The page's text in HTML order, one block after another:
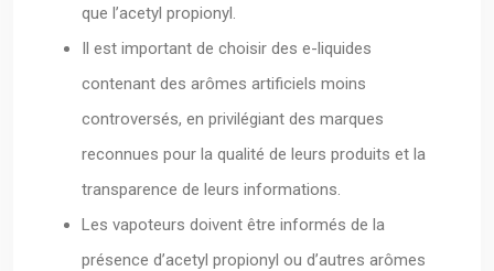
que l’acetyl propionyl.
Il est important de choisir des e-liquides
contenant des arômes artificiels moins
controversés, en privilégiant des marques
reconnues pour la qualité de leurs produits et la
transparence de leurs informations.
Les vapoteurs doivent être informés de la
présence d’acetyl propionyl ou d’autres arômes